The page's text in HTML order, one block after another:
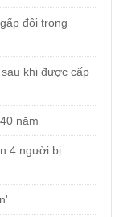
đôi trong
khi được cấp
năm
4 người bị